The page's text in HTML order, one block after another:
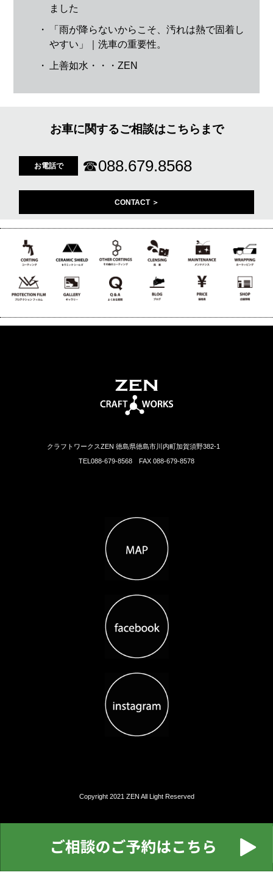
ました
・
「雨が降らないからこそ、汚れは熱で固着し
やすい」｜洗車の重要性。
・ 上善如水・・・ZEN
お車に関するご相談はこちらまで
お電話で ☎088.679.8568
CONTACT ＞
クラフトワークスZEN 徳島県徳島市川内町加賀須野382-1
TEL088-679-8568 FAX 088-679-8578
Copyright 2021 ZEN All Light Reserved